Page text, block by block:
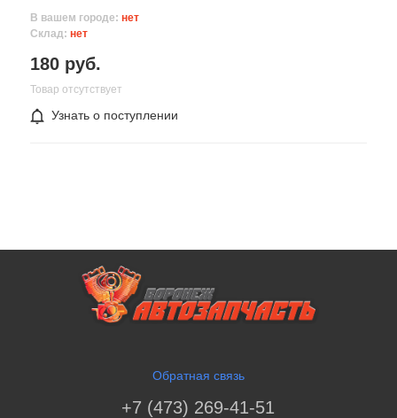
В вашем городе: нет
Склад: нет
180 руб.
Товар отсутствует
Узнать о поступлении
Обратная связь
+7 (473) 269-41-51